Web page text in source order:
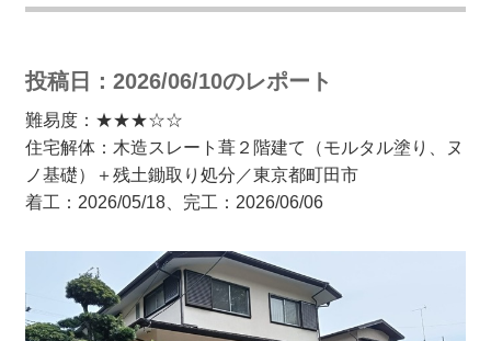
投稿日：2026/06/10のレポート
難易度：★★★☆☆
住宅解体：木造スレート葺２階建て（モルタル塗り、ヌ
ノ基礎）＋残土鋤取り処分／東京都町田市
着工：2026/05/18、完工：2026/06/06